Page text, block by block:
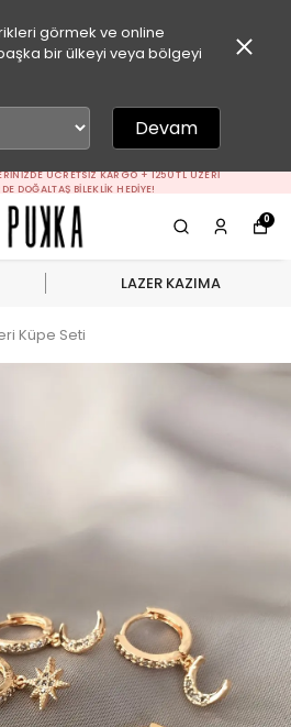
görmek ve online
bir ülkeyi veya bölgeyi
Devam
ÜCRETSIZ KARGO + 1250 TL ÜZERI
DOĞALTAŞ BILEKLIK HEDIYE!
0
LAZER KAZIMA
Küpe Seti